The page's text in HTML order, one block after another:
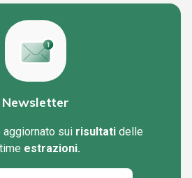
Newsletter
aggiornato sui risultati delle
estrazioni.